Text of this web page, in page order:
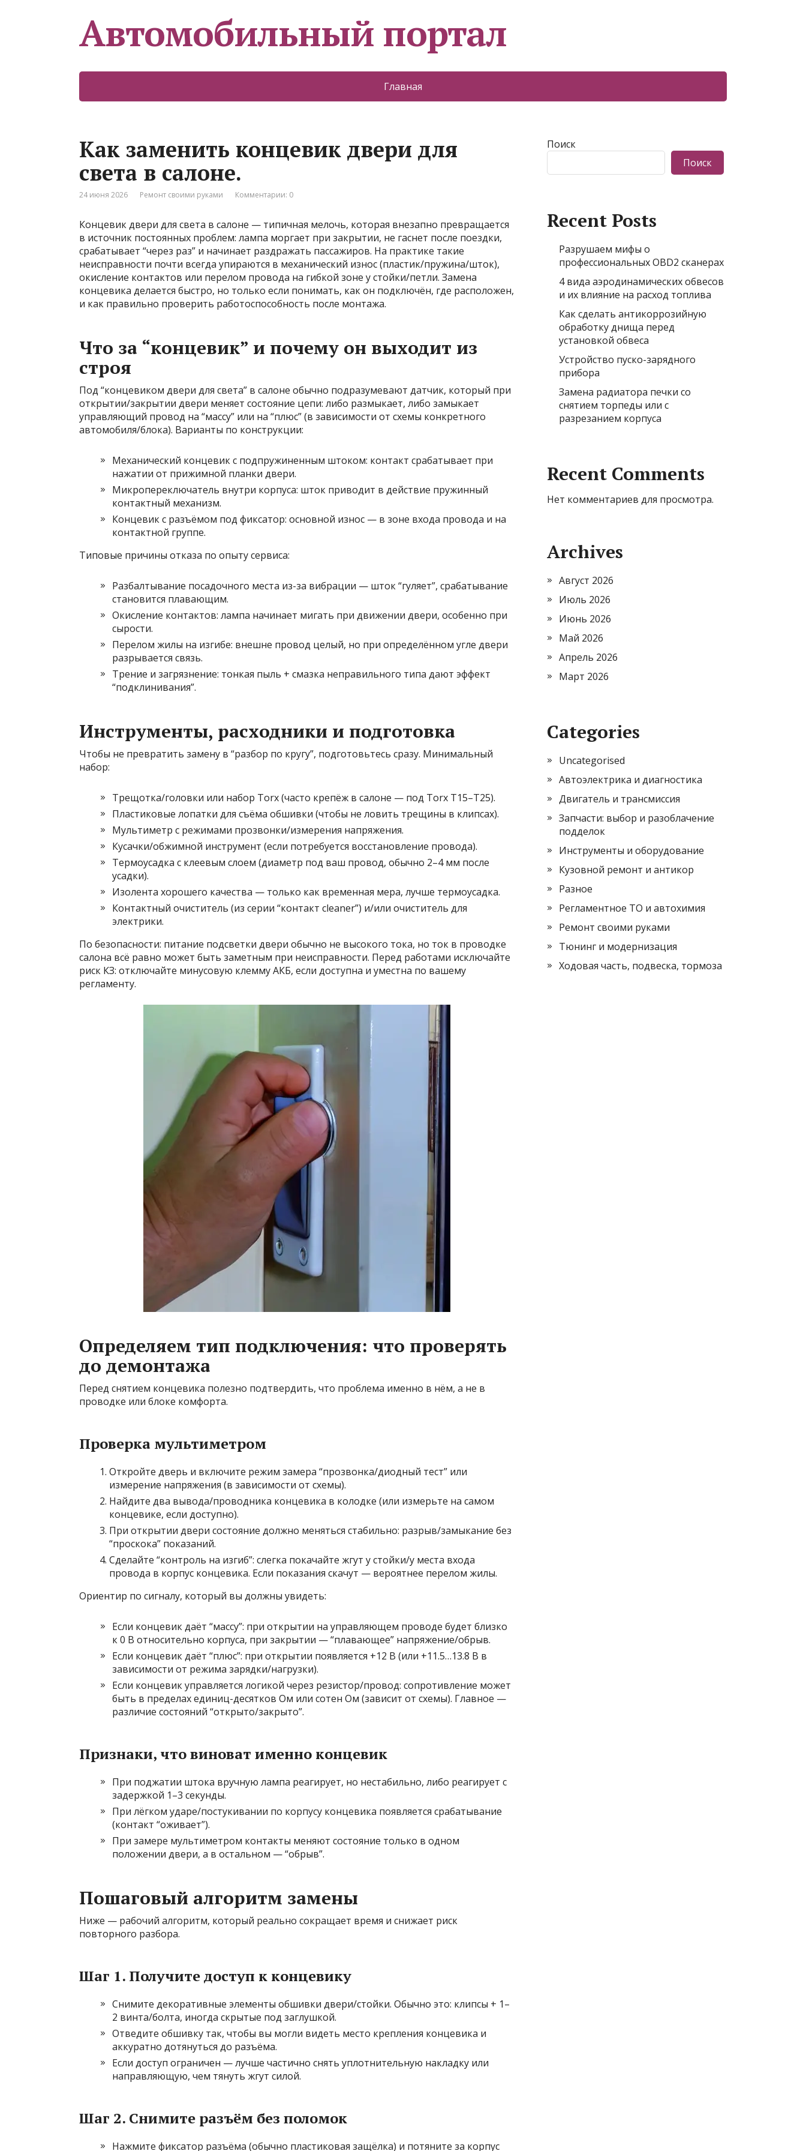
Автомобильный портал
Главная
Как заменить концевик двери для
света в салоне.
24 июня 2026 Ремонт своими руками Комментарии: 0
Концевик двери для света в салоне — типичная мелочь, которая внезапно превращается
в источник постоянных проблем: лампа моргает при закрытии, не гаснет после поездки,
срабатывает “через раз” и начинает раздражать пассажиров. На практике такие
неисправности почти всегда упираются в механический износ (пластик/пружина/шток),
окисление контактов или перелом провода на гибкой зоне у стойки/петли. Замена
концевика делается быстро, но только если понимать, как он подключён, где расположен,
и как правильно проверить работоспособность после монтажа.
Что за “концевик” и почему он выходит из
строя
Под “концевиком двери для света” в салоне обычно подразумевают датчик, который при
открытии/закрытии двери меняет состояние цепи: либо размыкает, либо замыкает
управляющий провод на “массу” или на “плюс” (в зависимости от схемы конкретного
автомобиля/блока). Варианты по конструкции:
Механический концевик с подпружиненным штоком: контакт срабатывает при
нажатии от прижимной планки двери.
Микропереключатель внутри корпуса: шток приводит в действие пружинный
контактный механизм.
Концевик с разъёмом под фиксатор: основной износ — в зоне входа провода и на
контактной группе.
Типовые причины отказа по опыту сервиса:
Разбалтывание посадочного места из-за вибрации — шток “гуляет”, срабатывание
становится плавающим.
Окисление контактов: лампа начинает мигать при движении двери, особенно при
сырости.
Перелом жилы на изгибе: внешне провод целый, но при определённом угле двери
разрывается связь.
Трение и загрязнение: тонкая пыль + смазка неправильного типа дают эффект
“подклинивания”.
Инструменты, расходники и подготовка
Чтобы не превратить замену в “разбор по кругу”, подготовьтесь сразу. Минимальный
набор:
Трещотка/головки или набор Torx (часто крепёж в салоне — под Torx T15–T25).
Пластиковые лопатки для съёма обшивки (чтобы не ловить трещины в клипсах).
Мультиметр с режимами прозвонки/измерения напряжения.
Кусачки/обжимной инструмент (если потребуется восстановление провода).
Термоусадка с клеевым слоем (диаметр под ваш провод, обычно 2–4 мм после
усадки).
Изолента хорошего качества — только как временная мера, лучше термоусадка.
Контактный очиститель (из серии “контакт cleaner”) и/или очиститель для
электрики.
По безопасности: питание подсветки двери обычно не высокого тока, но ток в проводке
салона всё равно может быть заметным при неисправности. Перед работами исключайте
риск КЗ: отключайте минусовую клемму АКБ, если доступна и уместна по вашему
регламенту.
Определяем тип подключения: что проверять
до демонтажа
Перед снятием концевика полезно подтвердить, что проблема именно в нём, а не в
проводке или блоке комфорта.
Проверка мультиметром
Откройте дверь и включите режим замера “прозвонка/диодный тест” или
измерение напряжения (в зависимости от схемы).
Найдите два вывода/проводника концевика в колодке (или измерьте на самом
концевике, если доступно).
При открытии двери состояние должно меняться стабильно: разрыв/замыкание без
“проскока” показаний.
Сделайте “контроль на изгиб”: слегка покачайте жгут у стойки/у места входа
провода в корпус концевика. Если показания скачут — вероятнее перелом жилы.
Ориентир по сигналу, который вы должны увидеть:
Если концевик даёт “массу”: при открытии на управляющем проводе будет близко
к 0 В относительно корпуса, при закрытии — “плавающее” напряжение/обрыв.
Если концевик даёт “плюс”: при открытии появляется +12 В (или +11.5…13.8 В в
зависимости от режима зарядки/нагрузки).
Если концевик управляется логикой через резистор/провод: сопротивление может
быть в пределах единиц-десятков Ом или сотен Ом (зависит от схемы). Главное —
различие состояний “открыто/закрыто”.
Признаки, что виноват именно концевик
При поджатии штока вручную лампа реагирует, но нестабильно, либо реагирует с
задержкой 1–3 секунды.
При лёгком ударе/постукивании по корпусу концевика появляется срабатывание
(контакт “оживает”).
При замере мультиметром контакты меняют состояние только в одном
положении двери, а в остальном — “обрыв”.
Пошаговый алгоритм замены
Ниже — рабочий алгоритм, который реально сокращает время и снижает риск
повторного разбора.
Шаг 1. Получите доступ к концевику
Снимите декоративные элементы обшивки двери/стойки. Обычно это: клипсы + 1–
2 винта/болта, иногда скрытые под заглушкой.
Отведите обшивку так, чтобы вы могли видеть место крепления концевика и
аккуратно дотянуться до разъёма.
Если доступ ограничен — лучше частично снять уплотнительную накладку или
направляющую, чем тянуть жгут силой.
Шаг 2. Снимите разъём без поломок
Нажмите фиксатор разъёма (обычно пластиковая защёлка) и потяните за корпус
Поиск
Поиск
Recent Posts
Разрушаем мифы о
профессиональных OBD2 сканерах
4 вида аэродинамических обвесов
и их влияние на расход топлива
Как сделать антикоррозийную
обработку днища перед
установкой обвеса
Устройство пуско-зарядного
прибора
Замена радиатора печки со
снятием торпеды или с
разрезанием корпуса
Recent Comments
Нет комментариев для просмотра.
Archives
Август 2026
Июль 2026
Июнь 2026
Май 2026
Апрель 2026
Март 2026
Categories
Uncategorised
Автоэлектрика и диагностика
Двигатель и трансмиссия
Запчасти: выбор и разоблачение
подделок
Инструменты и оборудование
Кузовной ремонт и антикор
Разное
Регламентное ТО и автохимия
Ремонт своими руками
Тюнинг и модернизация
Ходовая часть, подвеска, тормоза